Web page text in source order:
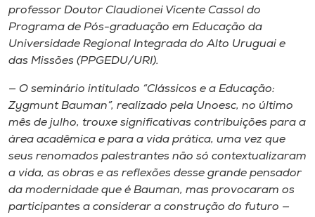
professor Doutor Claudionei Vicente Cassol do
Programa de Pós-graduação em Educação da
Universidade Regional Integrada do Alto Uruguai e
das Missões (PPGEDU/URI).
— O seminário intitulado “Clássicos e a Educação:
Zygmunt Bauman”, realizado pela Unoesc, no último
mês de julho, trouxe significativas contribuições para a
área acadêmica e para a vida prática, uma vez que
seus renomados palestrantes não só contextualizaram
a vida, as obras e as reflexões desse grande pensador
da modernidade que é Bauman, mas provocaram os
participantes a considerar a construção do futuro —